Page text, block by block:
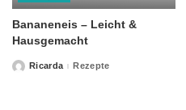
Bananeneis – Leicht &
Hausgemacht
PostedRicarda Rezepte